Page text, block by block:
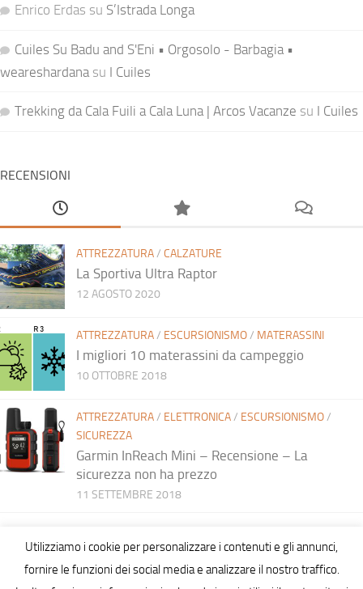
Enrico Erdas su S’Istrada Longa
Cuiles Su Badu and S'Eni • Orgosolo - Barbagia •
weareshardana su I Cuiles
Trekking da Cala Fuili a Cala Luna | Arcos Vacanze su I Cuiles
RECENSIONI
ATTREZZATURA/ CALZATURE
La Sportiva Ultra Raptor
12 AGOSTO 2020
ATTREZZATURA/ ESCURSIONISMO/ MATERASSINI
I migliori 10 materassini da campeggio
10 OTTOBRE 2018
ATTREZZATURA/ ELETTRONICA/ ESCURSIONISMO/
SICUREZZA
Garmin InReach Mini – Recensione – La
sicurezza non ha prezzo
11 SETTEMBRE 2018
Utilizziamo i cookie per personalizzare i contenuti e gli annunci,
fornire le funzioni dei social media e analizzare il nostro traffico.